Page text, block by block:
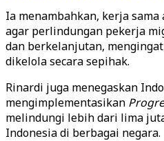
Ia menambahkan, kerja
agar perlindungan pekerja
dan berkelanjutan,
dikelola secara sepihak.
Rinardi juga menegaskan
mengimplementasikan
melindungi lebih dari lima
Indonesia di berbagai negara.